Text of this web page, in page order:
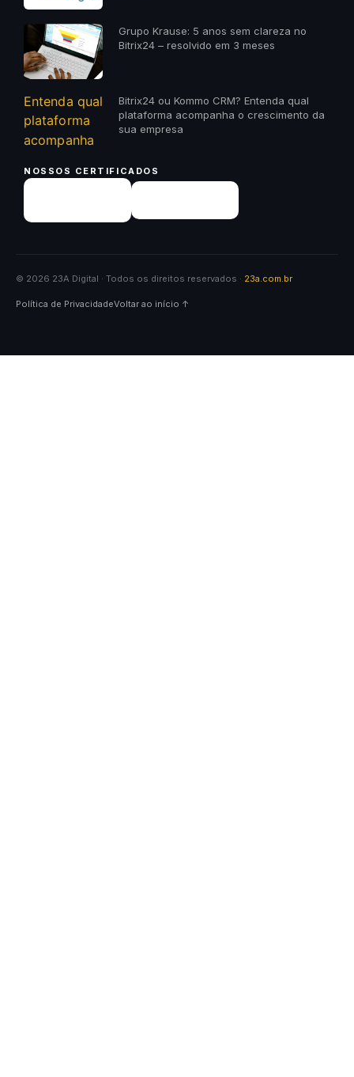
Grupo Krause: 5 anos sem clareza no
Bitrix24 – resolvido em 3 meses
Bitrix24 ou Kommo CRM? Entenda qual
plataforma acompanha o crescimento da
sua empresa
NOSSOS CERTIFICADOS
© 2026 23A Digital · Todos os direitos reservados · 23a.com.br
Política de PrivacidadeVoltar ao início ↑